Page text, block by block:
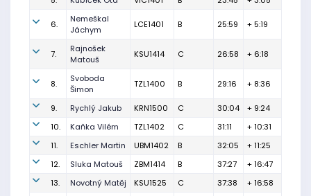
6.
Nemeškal
Jáchym
LCE1401 B 25:59 + 5:19
7.
Rajnošek
Matouš
KSU1414 C 26:58 + 6:18
8.
Svoboda
Šimon
TZL1400 B 29:16 + 8:36
9. Rychlý Jakub KRN1500 C 30:04
+ 9:24
10.
Kaňka Vilém TZL1402 C 31:11
+ 10:31
11.
Eschler Martin UBM1402 B 32:05
+ 11:25
12.
Sluka Matouš ZBM1414 B 37:27
+ 16:47
13.
Novotný Matěj KSU1525 C 37:38
+ 16:58